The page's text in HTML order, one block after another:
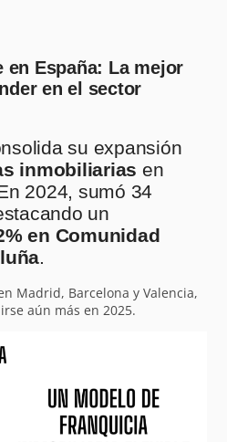
en España: La mejor
en el sector
su expansión
inmobiliarias en
2024, sumó 34
un
en Comunidad
.
Madrid, Barcelona y Valencia,
aún más en 2025.